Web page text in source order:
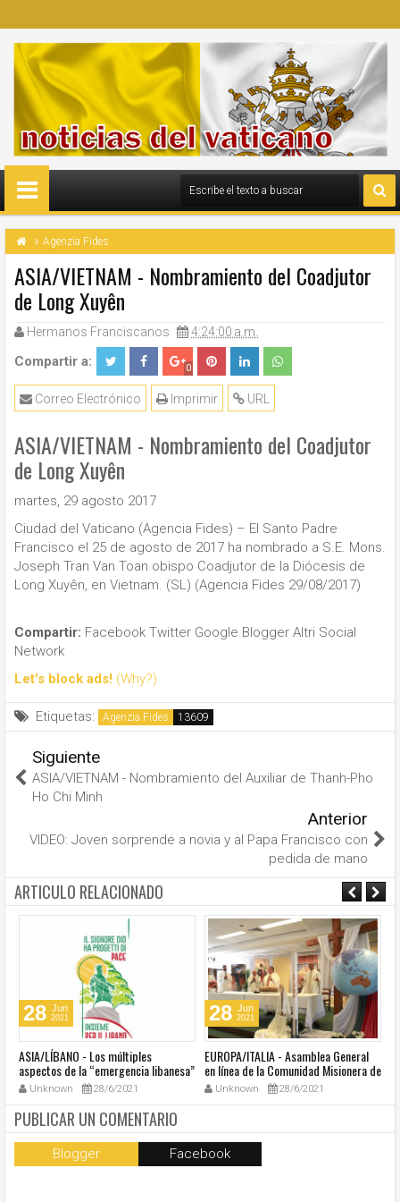
Agenzia Fides
ASIA/VIETNAM - Nombramiento del Coadjutor
de Long Xuyên
Hermanos Franciscanos 4:24:00 a.m.
Compartir a: 0
URL
Imprimir
Correo Electrónico
ASIA/VIETNAM - Nombramiento del Coadjutor
de Long Xuyên
martes, 29 agosto 2017
Ciudad del Vaticano (Agencia Fides) – El Santo Padre
Francisco el 25 de agosto de 2017 ha nombrado a S.E. Mons.
Joseph Tran Van Toan obispo Coadjutor de la Diócesis de
Long Xuyên, en Vietnam. (SL) (Agencia Fides 29/08/2017)
Compartir: Facebook Twitter Google Blogger Altri Social
Network
Let's block ads! (Why?)
Etiquetas: Agenzia Fides
Siguiente
ASIA/VIETNAM - Nombramiento del Auxiliar de Thanh-Pho
Ho Chi Minh
Anterior
VIDEO: Joven sorprende a novia y al Papa Francisco con
pedida de mano
ARTICULO RELACIONADO
28 Jun
2021
ASIA/LÍBANO - Los múltiples
aspectos de la “emergencia libanesa”
al centro de la cumbre eclesial
convocada por el Papa Francisco
Unknown 28/6/2021
28 Jun
2021
EUROPA/ITALIA - Asamblea General
en línea de la Comunidad Misionera de
Villaregia
Unknown 28/6/2021
PUBLICAR UN COMENTARIO
Blogger Facebook